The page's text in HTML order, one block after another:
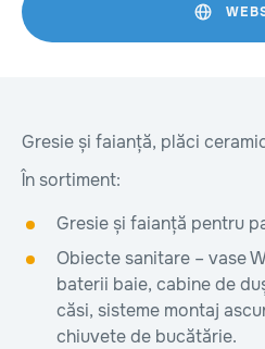
Gresie și faianță, plăci
În sortiment:
Gresie și faianță pentru
Obiecte sanitare – vase
baterii baie, cabine de
căsi, sisteme montaj
chiuvete de bucătărie.